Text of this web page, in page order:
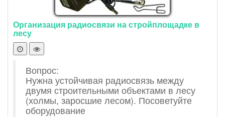
Организация радиосвязи на стройплощадке в
лесу
Вопрос:
Нужна устойчивая радиосвязь между
двумя строительными объектами в лесу
(холмы, заросшие лесом). Посоветуйте
оборудование